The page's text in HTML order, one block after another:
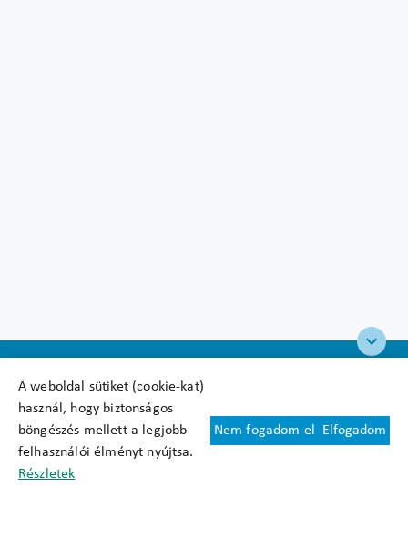
A weboldal sütiket (cookie-kat)
használ, hogy biztonságos
böngészés mellett a legjobb
felhasználói élményt nyújtsa.
Részletek
Nem fogadom el Elfogadom
Felhasználási feltételek